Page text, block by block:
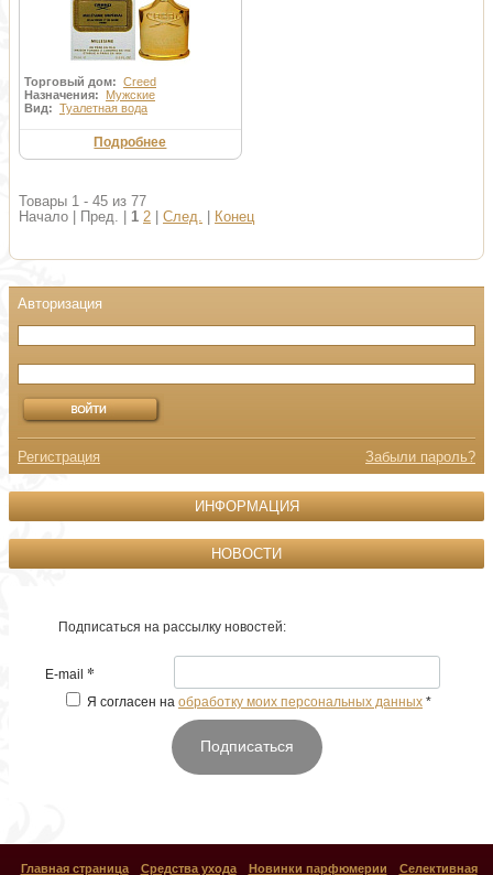
Торговый дом: Creed
Назначения: Мужские
Вид: Туалетная вода
Подробнее
Товары 1 - 45 из 77
Начало | Пред. | 1 2 След. Конец
Регистрация Забыли пароль?
ИНФОРМАЦИЯ
НОВОСТИ
Подписаться на рассылку новостей:
E-mail *
Я согласен на обработку моих персональных данных *
Подписаться
Главная страница Средства ухода Новинки парфюмерии Селективная